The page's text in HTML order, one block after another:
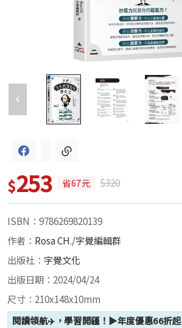
$253 省67元 $320
ISBN：9786269820139
作者： Rosa CH./字覺編輯群
出版社： 字覺文化
出版日期：2024/04/24
尺寸：210x148x10mm
閱讀領航✈️，學習開疆！▶年度優惠66折起